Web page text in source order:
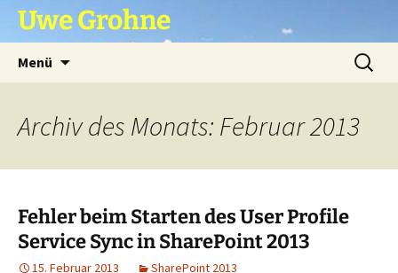
Zum
InhaltUwe Grohne
Menü
Suchen
nach:
Archiv des Monats: Februar 2013
Fehler beim Starten des User Profile
Service Sync in SharePoint 2013
15. Februar 2013 SharePoint 2013